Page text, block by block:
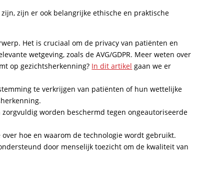
zijn er ook belangrijke ethische en praktische
Het is cruciaal om de privacy van patiënten en
wetgeving, zoals de AVG/GDPR. Meer weten over
op gezichtsherkenning? In dit artikel gaan we er
te verkrijgen van patiënten of hun wettelijke
zorgvuldig worden beschermd tegen ongeautoriseerde
hoe en waarom de technologie wordt gebruikt.
door menselijk toezicht om de kwaliteit van